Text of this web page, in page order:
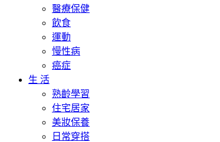
醫療保健
飲食
運動
慢性病
癌症
生 活
熟齡學習
住宅居家
美妝保養
日常穿搭